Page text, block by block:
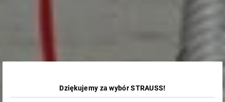
Dziękujemy za wybór STRAUSS!